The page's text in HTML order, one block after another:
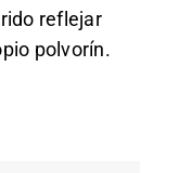
reflejar
polvorín.